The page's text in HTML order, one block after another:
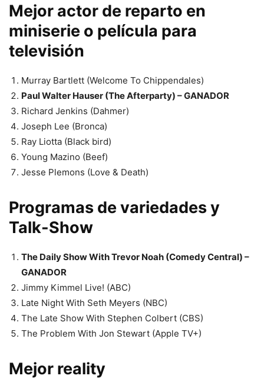
Mejor actor de reparto en
miniserie o película para
televisión
Murray Bartlett (Welcome To Chippendales)
Paul Walter Hauser (The Afterparty) – GANADOR
Richard Jenkins (Dahmer)
Joseph Lee (Bronca)
Ray Liotta (Black bird)
Young Mazino (Beef)
Jesse Plemons (Love & Death)
Programas de variedades y
Talk-Show
The Daily Show With Trevor Noah (Comedy Central) –
GANADOR
Jimmy Kimmel Live! (ABC)
Late Night With Seth Meyers (NBC)
The Late Show With Stephen Colbert (CBS)
The Problem With Jon Stewart (Apple TV+)
Mejor reality